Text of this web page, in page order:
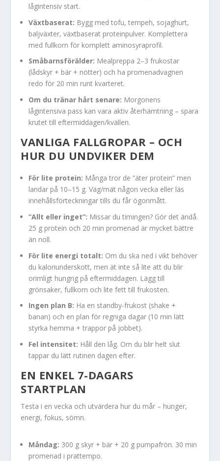
lågintensiv start.
Växtbaserat: Bygg med tofu, tempeh, sojaghurt,
baljväxter, växtbaserat proteinpulver. Komplettera
med fullkorn för komplett aminosyraprofil.
Småbarnsförälder: Mealpreppa 2–3 frukostar
(lådskyr + bär + nötter) och ha promenadvagnen
redo för 20 min runt kvarteret.
Om du tränar hårt senare: Morgonens
lågintensiva pass kan vara aktiv återhämtning – spara
krutet till eftermiddagen/kvällen.
VANLIGA FALLGROPAR – OCH
HUR DU UNDVIKER DEM
För lite protein: Många tror de ”äter protein” men
landar på 10–15 g. Väg/mät någon vecka eller läs
innehållsförteckningar tills du får ögonmått.
”Allt eller inget”: Missar du timingen? Gör det ändå.
25 g protein och 20 min promenad är mycket bättre
än noll.
För lite energi totalt: Om du ska ned i vikt behöver
du kaloriunderskott, men ät inte så lite att du blir
orimligt hungrig på eftermiddagen. Lägg till
grönsaker, fullkorn och lite fett till frukosten.
Ingen plan B: Ha en standby-frukost (shake +
banan) och en plan för regniga dagar (10 min lätt
styrka hemma + trappor på jobbet).
Fel intensitet: Håll den låg. Om du blir helt slut
tappar du lätt rutinen dagen efter.
EN ENKEL 7-DAGARS
STARTPLAN
Testa i en vecka och utvärdera hur du mår – hunger,
energi, fokus, sömn.
Måndag: 300 g skyr + bär + 20 g pumpafrön. 30 min
promenad i prattempo.